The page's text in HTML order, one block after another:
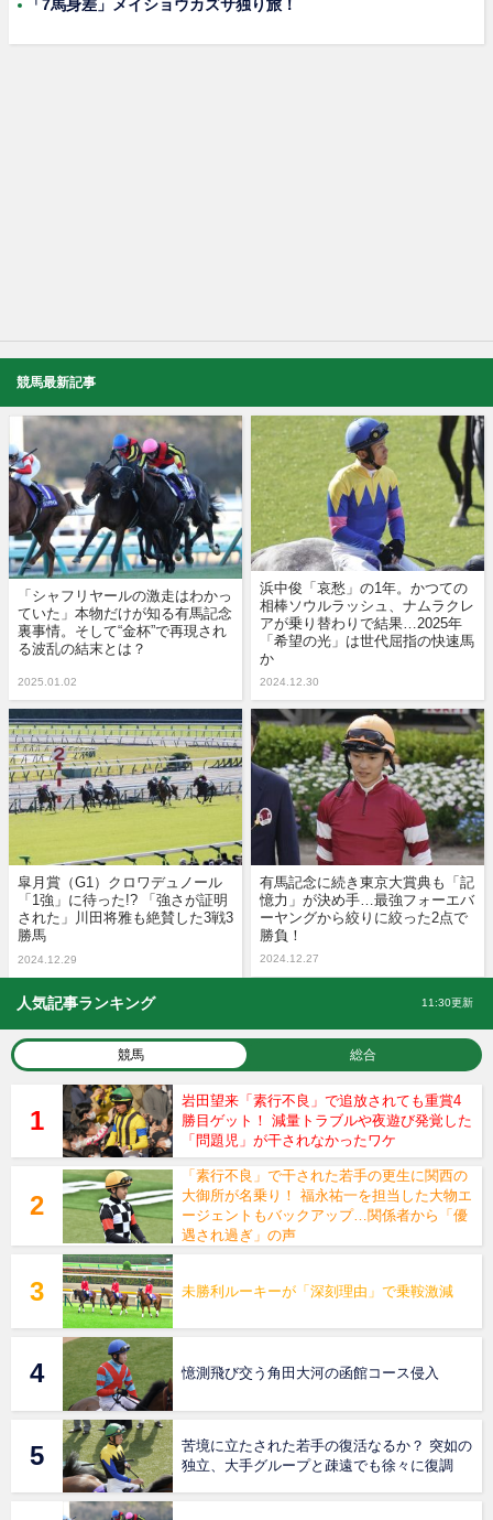
「7馬身差」メイショウカズサ独り旅！
競馬最新記事
「シャフリヤールの激走はわかっ
ていた」本物だけが知る有馬記念
裏事情。そして“金杯”で再現され
る波乱の結末とは？
2025.01.02
浜中俊「哀愁」の1年。かつての
相棒ソウルラッシュ、ナムラクレ
アが乗り替わりで結果…2025年
「希望の光」は世代屈指の快速馬
か
2024.12.30
皐月賞（G1）クロワデュノール
「1強」に待った!? 「強さが証明
された」川田将雅も絶賛した3戦3
勝馬
2024.12.29
有馬記念に続き東京大賞典も「記
憶力」が決め手…最強フォーエバ
ーヤングから絞りに絞った2点で
勝負！
2024.12.27
人気記事ランキング 11:30更新
競馬 総合
岩田望来「素行不良」で追放されても重賞4
勝目ゲット！ 減量トラブルや夜遊び発覚した
「問題児」が干されなかったワケ
「素行不良」で干された若手の更生に関西の
大御所が名乗り！ 福永祐一を担当した大物エ
ージェントもバックアップ…関係者から「優
遇され過ぎ」の声
未勝利ルーキーが「深刻理由」で乗鞍激減
憶測飛び交う角田大河の函館コース侵入
苦境に立たされた若手の復活なるか？ 突如の
独立、大手グループと疎遠でも徐々に復調